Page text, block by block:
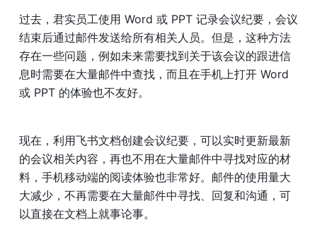
过去，君实员工使用 Word 或 PPT 记录会议纪要，会议
结束后通过邮件发送给所有相关人员。但是，这种方法
存在一些问题，例如未来需要找到关于该会议的跟进信
息时需要在大量邮件中查找，而且在手机上打开 Word
或 PPT 的体验也不友好。
现在，利用飞书文档创建会议纪要，可以实时更新最新
的会议相关内容，再也不用在大量邮件中寻找对应的材
料，手机移动端的阅读体验也非常好。邮件的使用量大
大减少，不再需要在大量邮件中寻找、回复和沟通，可
以直接在文档上就事论事。